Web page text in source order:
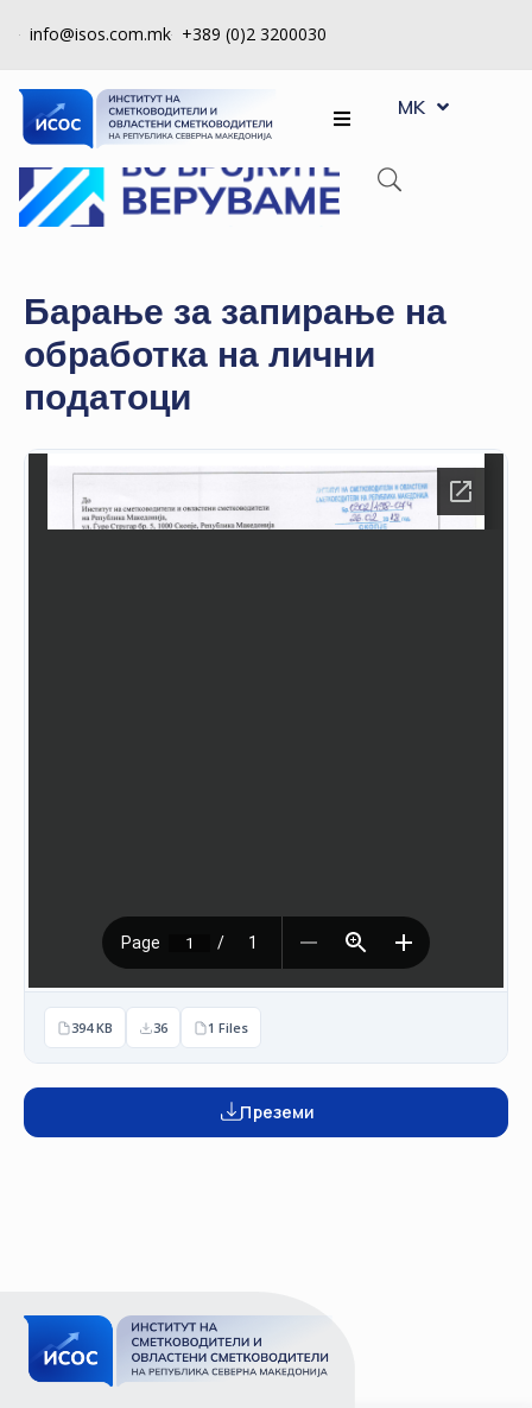
info@isos.com.mk +389 (0)2 3200030
ЗА
НАС
РЕГИСТРИ
НА
КВАЛИТЕТ
КАКО
СТАНАМ
MK
SQ
Барање за запирање на
обработка на лични
податоци
394 KB 36 1 Files
Преземи